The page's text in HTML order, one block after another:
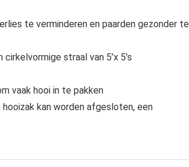
te verminderen en paarden gezonder te
straal van 5’x 5’s
vaak hooi in te pakken
kan worden afgesloten, een